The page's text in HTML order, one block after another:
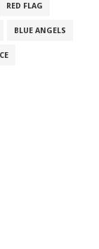
RED FLAG
BLUE ANGELS